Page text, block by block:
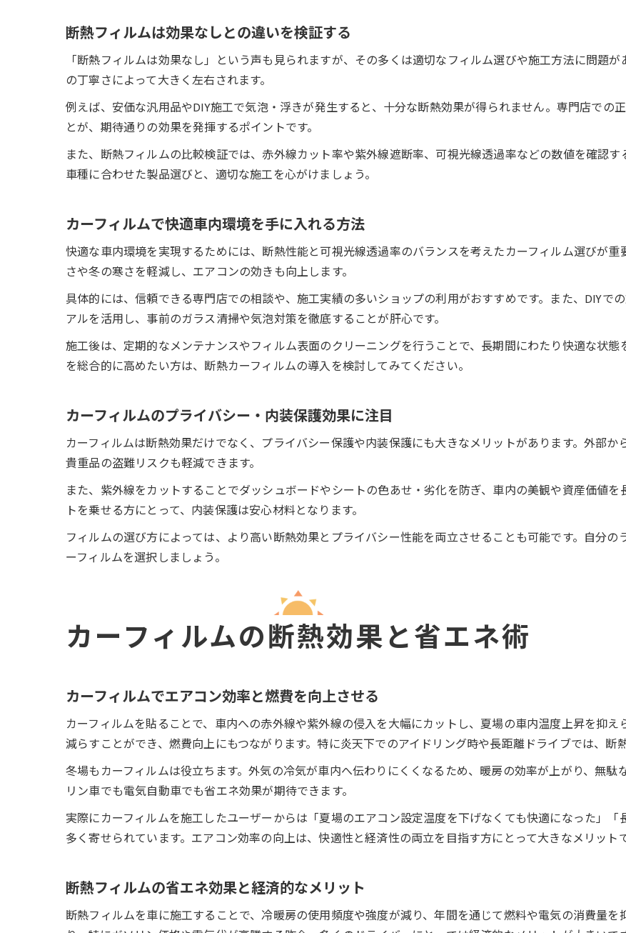
断熱フィルム車内温度の安定と快適性の関係
カーフィルム選びで失敗しないコツ
車 断熱フィルム値段と性能のバランスを考える
断熱フィルム車のタイプ別で選ぶポイント
断熱フィルム最強を目指すための見極め方
断熱フィルムは効果なしとの違いを検証する
「断熱フィルムは効果なし」という声も見られますが、その多くは適切なフィルム選びや施工方法に問題
の丁寧さによって大きく左右されます。
例えば、安価な汎用品やDIY施工で気泡・浮きが発生すると、十分な断熱効果が得られません。専門店での
とが、期待通りの効果を発揮するポイントです。
また、断熱フィルムの比較検証では、赤外線カット率や紫外線遮断率、可視光線透過率などの数値を確認
車種に合わせた製品選びと、適切な施工を心がけましょう。
カーフィルムで快適車内環境を手に入れる方法
快適な車内環境を実現するためには、断熱性能と可視光線透過率のバランスを考えたカーフィルム選びが
さや冬の寒さを軽減し、エアコンの効きも向上します。
具体的には、信頼できる専門店での相談や、施工実績の多いショップの利用がおすすめです。また、DIYで
アルを活用し、事前のガラス清掃や気泡対策を徹底することが肝心です。
施工後は、定期的なメンテナンスやフィルム表面のクリーニングを行うことで、長期間にわたり快適な状
を総合的に高めたい方は、断熱カーフィルムの導入を検討してみてください。
カーフィルムのプライバシー・内装保護効果に注目
カーフィルムは断熱効果だけでなく、プライバシー保護や内装保護にも大きなメリットがあります。外部か
貴重品の盗難リスクも軽減できます。
また、紫外線をカットすることでダッシュボードやシートの色あせ・劣化を防ぎ、車内の美観や資産価値
トを乗せる方にとって、内装保護は安心材料となります。
フィルムの選び方によっては、より高い断熱効果とプライバシー性能を両立させることも可能です。自分
ーフィルムを選択しましょう。
カーフィルムの断熱効果と省エネ術
カーフィルムでエアコン効率と燃費を向上させる
カーフィルムを貼ることで、車内への赤外線や紫外線の侵入を大幅にカットし、夏場の車内温度上昇を抑
減らすことができ、燃費向上にもつながります。特に炎天下でのアイドリング時や長距離ドライブでは、断
冬場もカーフィルムは役立ちます。外気の冷気が車内へ伝わりにくくなるため、暖房の効率が上がり、無
リン車でも電気自動車でも省エネ効果が期待できます。
実際にカーフィルムを施工したユーザーからは「夏場のエアコン設定温度を下げなくても快適になった」
多く寄せられています。エアコン効率の向上は、快適性と経済性の両立を目指す方にとって大きなメリットで
断熱フィルムの省エネ効果と経済的なメリット
断熱フィルムを車に施工することで、冷暖房の使用頻度や強度が減り、年間を通じて燃料や電気の消費量